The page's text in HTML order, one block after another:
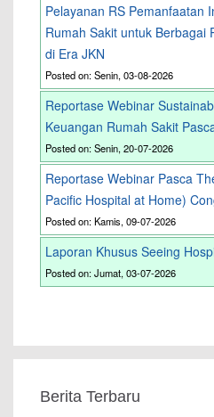
Pelayanan RS Pemanfaatan
Rumah Sakit untuk Berbagai
di Era JKN
Posted on: Senin, 03-08-2026
Reportase Webinar
Keuangan Rumah Sakit
Posted on: Senin, 20-07-2026
Reportase Webinar Pasca
Pacific Hospital at Home)
Posted on: Kamis, 09-07-2026
Laporan Khusus Seeing
Posted on: Jumat, 03-07-2026
Berita Terbaru